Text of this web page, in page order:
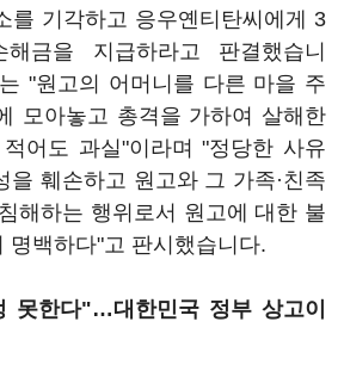
를 기각하고 응우옌티탄씨에게 3
해금을 지급하라고 판결했습니
"원고의 어머니를 다른 마을 주
모아놓고 총격을 가하여 살해한
어도 과실"이라며 "정당한 사유
을 훼손하고 원고와 그 가족·친족
해하는 행위로서 원고에 대한 불
명백하다"고 판시했습니다.
못한다"…대한민국 정부 상고이